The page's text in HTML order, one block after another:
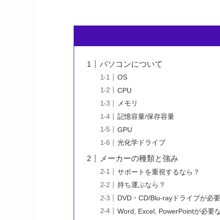
パソコンについて
OS
CPU
メモリ
記憶容量/保存容量
GPU
光化学ドライブ
メーカーの種類と強み
サポートを重視するなら？
持ち運ぶなら？
DVD・CD/Blu-rayドライブが必
Word, Excel, PowerPointが必要